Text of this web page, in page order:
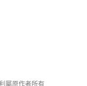
屬原作者所有